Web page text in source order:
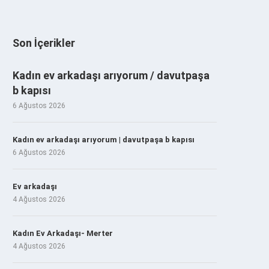
Son İçerikler
Kadın ev arkadaşı arıyorum / davutpaşa
b kapısı
6 Ağustos 2026
Kadın ev arkadaşı arıyorum | davutpaşa b kapısı
6 Ağustos 2026
Ev arkadaşı
4 Ağustos 2026
Kadın Ev Arkadaşı- Merter
4 Ağustos 2026